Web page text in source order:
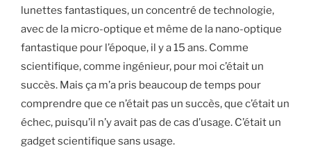
lunettes fantastiques, un concentré de technologie,
avec de la micro-optique et même de la nano-optique
fantastique pour l’époque, il y a 15 ans. Comme
scientifique, comme ingénieur, pour moi c’était un
succès. Mais ça m’a pris beaucoup de temps pour
comprendre que ce n’était pas un succès, que c’était un
échec, puisqu’il n’y avait pas de cas d’usage. C’était un
gadget scientifique sans usage.